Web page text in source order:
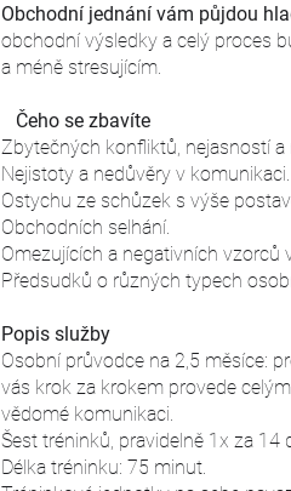
Obchodní jednání vám půjdou
obchodní výsledky a celý proces
a méně stresujícím.
Čeho se zbavíte
Zbytečných konfliktů, nejasností a
Nejistoty a nedůvěry v komunikaci.
Ostychu ze schůzek s výše
Obchodních selhání.
Omezujících a negativních vzorců
Předsudků o různých typech
Popis služby
Osobní průvodce na 2,5 měsíce:
vás krok za krokem provede
vědomé komunikaci.
Šest tréninků, pravidelně 1x za 14
Délka tréninku: 75 minut.